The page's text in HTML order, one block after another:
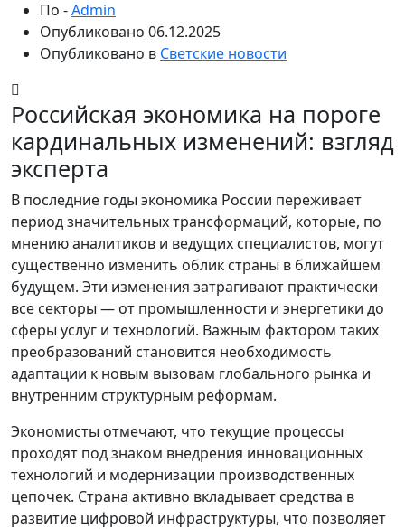
По -Admin
Опубликовано 06.12.2025
Опубликовано в Светские новости
Российская экономика на пороге
кардинальных изменений: взгляд
эксперта
В последние годы экономика России переживает
период значительных трансформаций, которые, по
мнению аналитиков и ведущих специалистов, могут
существенно изменить облик страны в ближайшем
будущем. Эти изменения затрагивают практически
все секторы — от промышленности и энергетики до
сферы услуг и технологий. Важным фактором таких
преобразований становится необходимость
адаптации к новым вызовам глобального рынка и
внутренним структурным реформам.
Экономисты отмечают, что текущие процессы
проходят под знаком внедрения инновационных
технологий и модернизации производственных
цепочек. Страна активно вкладывает средства в
развитие цифровой инфраструктуры, что позволяет